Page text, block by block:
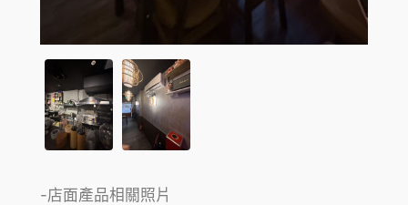
-店面產品相關照片